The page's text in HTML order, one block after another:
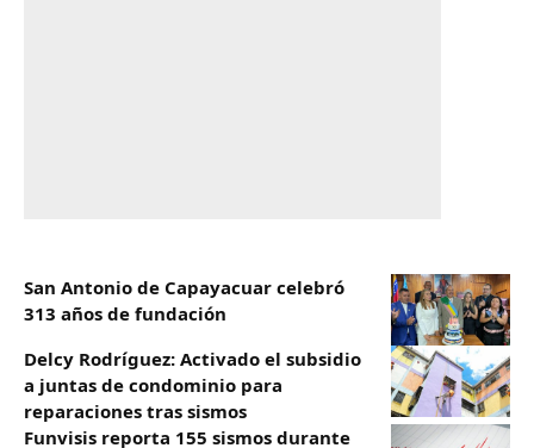
San Antonio de Capayacuar celebró
313 años de fundación
Delcy Rodríguez: Activado el subsidio
a juntas de condominio para
reparaciones tras sismos
Funvisis reporta 155 sismos durante